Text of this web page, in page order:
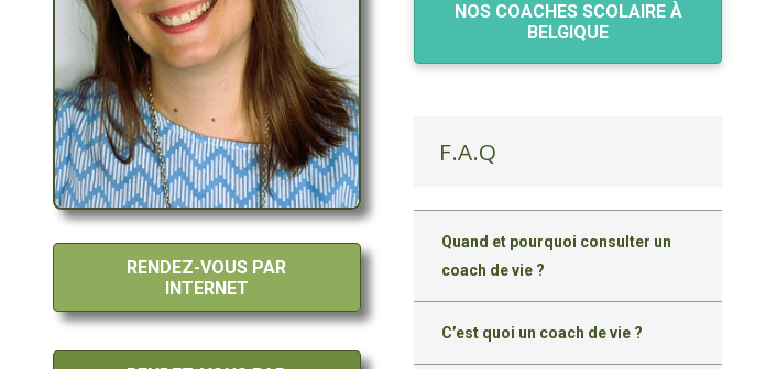
RENDEZ-VOUS PAR
INTERNET
NOS COACHES SCOLAIRE À
BELGIQUE
F.A.Q
Quand et pourquoi consulter un
coach de vie ?
C’est quoi un coach de vie ?